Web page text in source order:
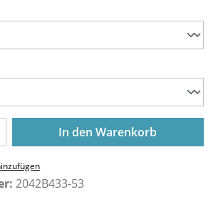
Gib den gewünschten
In den Warenkorb
2042B433-53